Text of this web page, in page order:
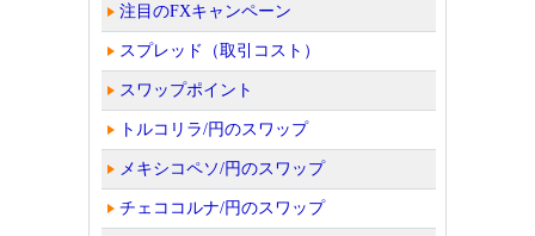
注目のFXキャンペーン
スプレッド（取引コスト）
スワップポイント
トルコリラ/円のスワップ
メキシコペソ/円のスワップ
チェココルナ/円のスワップ